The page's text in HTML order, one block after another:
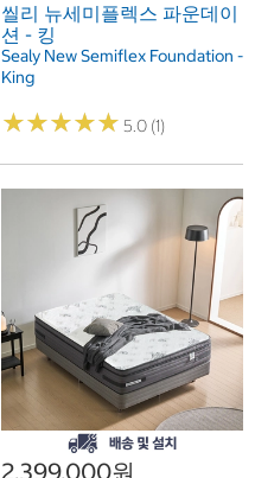
씰리 뉴세미플렉스 파운데이
션 - 킹
Sealy New Semiflex Foundation -
King
★★★★★
★★★★★ 5.0 (1)
2,399,000원